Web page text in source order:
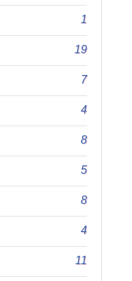
1
19
7
4
8
5
8
4
11